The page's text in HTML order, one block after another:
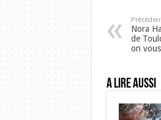
Nora
de
on
A lire aussi